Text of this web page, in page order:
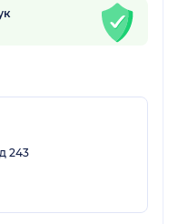
243